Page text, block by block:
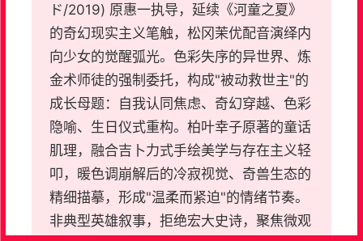
ド/2019) 原惠一执导，延续《河童之夏》
的奇幻现实主义笔触，松冈茉优配音演绎内
向少女的觉醒弧光。色彩失序的异世界、炼
金术师徒的强制委托，构成"被动救世主"的
成长母题：自我认同焦虑、奇幻穿越、色彩
隐喻、生日仪式重构。柏叶幸子原著的童话
肌理，融合吉卜力式手绘美学与存在主义轻
叩，暖色调崩解后的冷寂视觉、奇兽生态的
精细描摹，形成"温柔而紧迫"的情绪节奏。
非典型英雄叙事，拒绝宏大史诗，聚焦微观